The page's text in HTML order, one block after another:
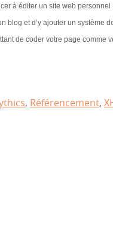
à éditer un site web
blog et d’y ajouter un système
de coder votre page comme
, Référencement,